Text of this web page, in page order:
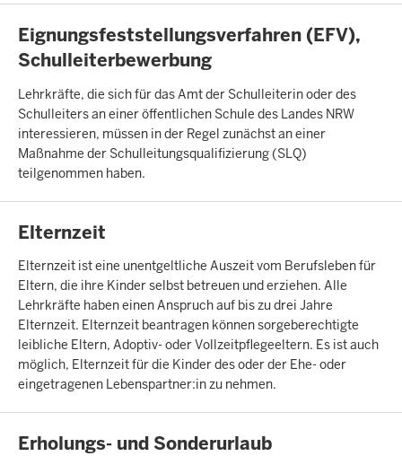
INHALTSSEITE
Eignungsfeststellungsverfahren (EFV),
Schulleiterbewerbung
Lehrkräfte, die sich für das Amt der Schulleiterin oder des
Schulleiters an einer öffentlichen Schule des Landes NRW
interessieren, müssen in der Regel zunächst an einer
Maßnahme der Schulleitungsqualifizierung (SLQ)
teilgenommen haben.
INHALTSSEITE
Elternzeit
Elternzeit ist eine unentgeltliche Auszeit vom Berufsleben für
Eltern, die ihre Kinder selbst betreuen und erziehen. Alle
Lehrkräfte haben einen Anspruch auf bis zu drei Jahre
Elternzeit. Elternzeit beantragen können sorgeberechtigte
leibliche Eltern, Adoptiv- oder Vollzeitpflegeeltern. Es ist auch
möglich, Elternzeit für die Kinder des oder der Ehe- oder
eingetragenen Lebenspartner:in zu nehmen.
INHALTSSEITE
Erholungs- und Sonderurlaub